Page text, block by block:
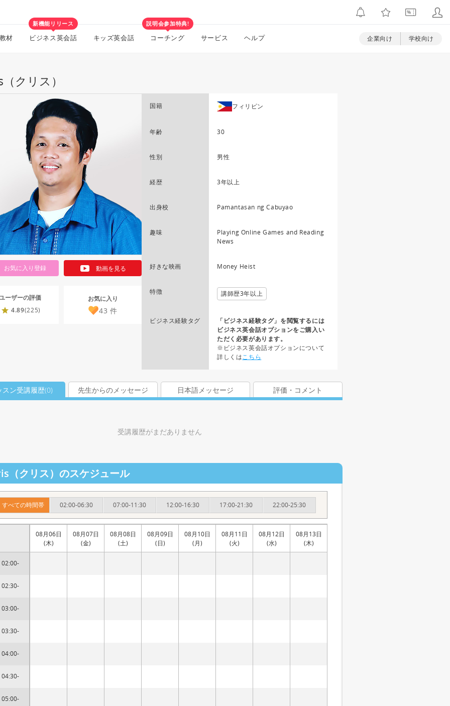
材
新機能リリース
ビジネス英会話 キッズ英会話
説明会参加特典!
コーチング サービス ヘルプ 企業向け 学校向け
クリス）
お気に入り登録 動画を見る
ーザーの評価
4.89(225)
お気に入り
43 件
国籍 フィリピン
年齢 30
性別 男性
経歴 3年以上
出身校 Pamantasan ng Cabuyao
趣味
Playing Online Games and Reading
News
好きな映画 Money Heist
特徴 講師歴3年以上
ビジネス経験タグ
「ビジネス経験タグ」を閲覧するには
ビジネス英会話オプションをご購入い
ただく必要があります。
※ビジネス英会話オプションについて
詳しくはこちら
スン受講履歴(0) 先生からのメッセージ 日本語メッセージ 評価・コメント
受講履歴がまだありません
（クリス）のスケジュール
すべての時間帯 02:00-06:30 07:00-11:30 12:00-16:30 17:00-21:30 22:00-25:30
02:00-
02:30-
03:00-
03:30-
04:00-
04:30-
05:00-
08月06日
(木)
08月07日
(金)
08月08日
(土)
08月09日
(日)
08月10日
(月)
08月11日
(火)
08月12日
(水)
08月13日
(木)